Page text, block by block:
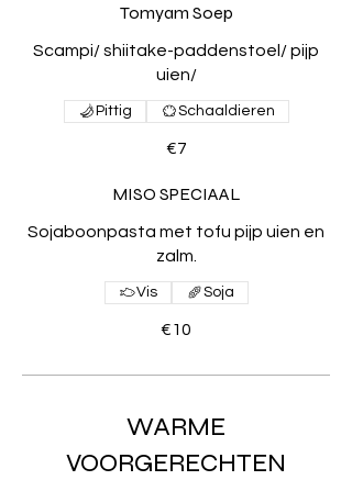
Tomyam Soep
Scampi/ shiitake-paddenstoel/ pijp
uien/
€7
Pittig Schaaldieren
MISO SPECIAAL
Sojaboonpasta met tofu pijp uien en
zalm.
€10
Vis Soja
WARME
VOORGERECHTEN